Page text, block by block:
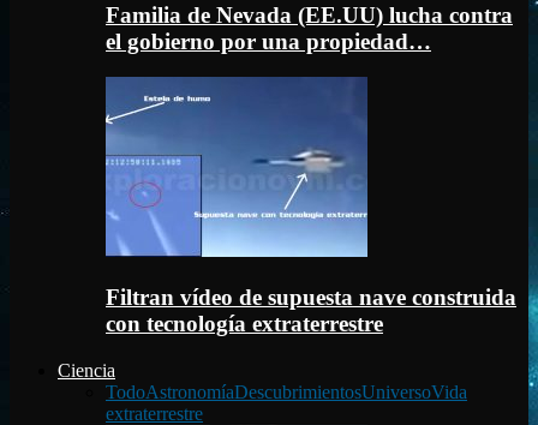
Familia de Nevada (EE.UU) lucha contra
el gobierno por una propiedad…
Filtran vídeo de supuesta nave construida
con tecnología extraterrestre
Ciencia
TodoAstronomíaDescubrimientosUniversoVida
extraterrestre